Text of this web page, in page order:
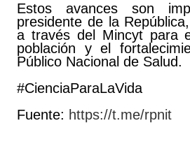
Estos avances son
presidente de la
a través del Mincyt para
población y el
Público Nacional de Salud.
#CienciaParaLaVida
Fuente: https://t.me/rpnit